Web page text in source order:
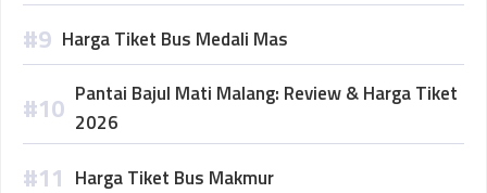
Harga Tiket Bus Medali Mas
Pantai Bajul Mati Malang: Review & Harga Tiket
2026
Harga Tiket Bus Makmur